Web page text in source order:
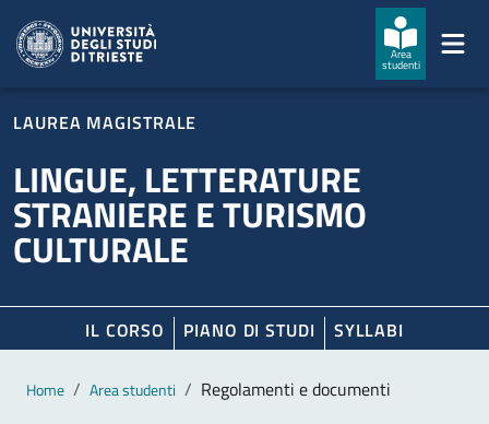
Area
studenti
LAUREA MAGISTRALE
LINGUE, LETTERATURE
STRANIERE E TURISMO
CULTURALE
IL CORSO PIANO DI STUDI SYLLABI
Contenuto principale
Breadcrumb
Home Area studenti Regolamenti e documenti